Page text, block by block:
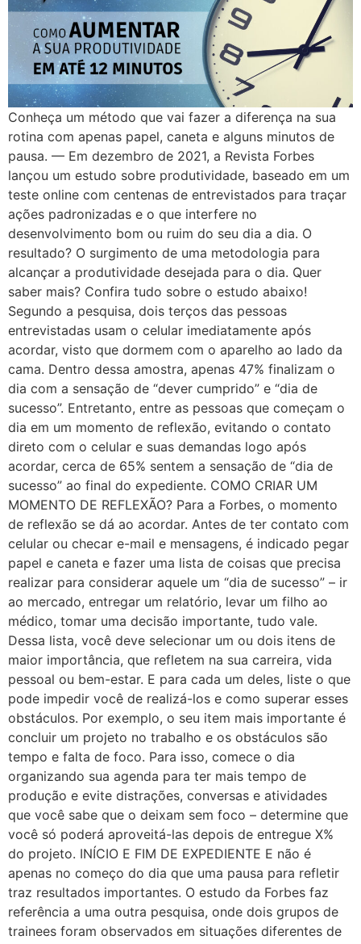
Conheça um método que vai fazer a diferença na sua
rotina com apenas papel, caneta e alguns minutos de
pausa. — Em dezembro de 2021, a Revista Forbes
lançou um estudo sobre produtividade, baseado em um
teste online com centenas de entrevistados para traçar
ações padronizadas e o que interfere no
desenvolvimento bom ou ruim do seu dia a dia. O
resultado? O surgimento de uma metodologia para
alcançar a produtividade desejada para o dia. Quer
saber mais? Confira tudo sobre o estudo abaixo!
Segundo a pesquisa, dois terços das pessoas
entrevistadas usam o celular imediatamente após
acordar, visto que dormem com o aparelho ao lado da
cama. Dentro dessa amostra, apenas 47% finalizam o
dia com a sensação de “dever cumprido” e “dia de
sucesso”. Entretanto, entre as pessoas que começam o
dia em um momento de reflexão, evitando o contato
direto com o celular e suas demandas logo após
acordar, cerca de 65% sentem a sensação de “dia de
sucesso” ao final do expediente. COMO CRIAR UM
MOMENTO DE REFLEXÃO? Para a Forbes, o momento
de reflexão se dá ao acordar. Antes de ter contato com
celular ou checar e-mail e mensagens, é indicado pegar
papel e caneta e fazer uma lista de coisas que precisa
realizar para considerar aquele um “dia de sucesso” – ir
ao mercado, entregar um relatório, levar um filho ao
médico, tomar uma decisão importante, tudo vale.
Dessa lista, você deve selecionar um ou dois itens de
maior importância, que refletem na sua carreira, vida
pessoal ou bem-estar. E para cada um deles, liste o que
pode impedir você de realizá-los e como superar esses
obstáculos. Por exemplo, o seu item mais importante é
concluir um projeto no trabalho e os obstáculos são
tempo e falta de foco. Para isso, comece o dia
organizando sua agenda para ter mais tempo de
produção e evite distrações, conversas e atividades
que você sabe que o deixam sem foco – determine que
você só poderá aproveitá-las depois de entregue X%
do projeto. INÍCIO E FIM DE EXPEDIENTE E não é
apenas no começo do dia que uma pausa para refletir
traz resultados importantes. O estudo da Forbes faz
referência a uma outra pesquisa, onde dois grupos de
trainees foram observados em situações diferentes de